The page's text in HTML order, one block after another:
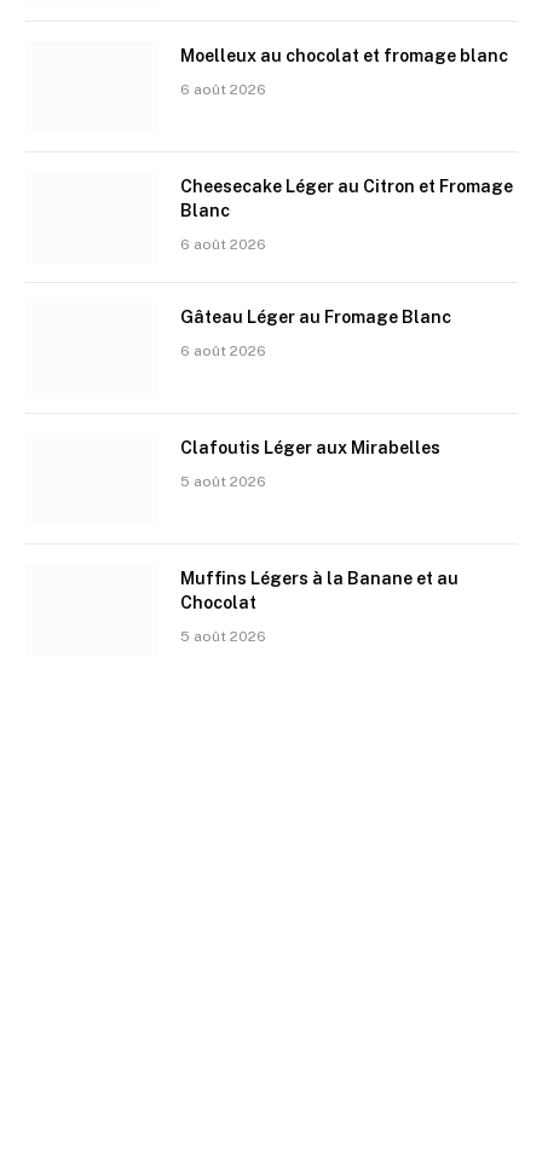
Moelleux au chocolat et fromage blanc
6 août 2026
Cheesecake Léger au Citron et Fromage
Blanc
6 août 2026
Gâteau Léger au Fromage Blanc
6 août 2026
Clafoutis Léger aux Mirabelles
5 août 2026
Muffins Légers à la Banane et au
Chocolat
5 août 2026